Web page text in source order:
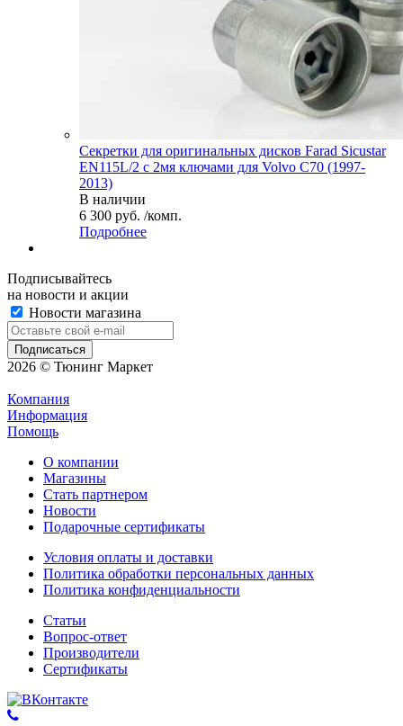
Секретки для оригинальных дисков Farad Sicustar
EN115L/2 с 2мя ключами для Volvo C70 (1997-
2013)
В наличии
6 300 руб. /комп.
Подробнее
Подписывайтесь
на новости и акции
Новости магазина
2026 © Тюнинг Маркет
Компания
Информация
Помощь
О компании
Магазины
Стать партнером
Новости
Подарочные сертификаты
Условия оплаты и доставки
Политика обработки персональных данных
Политика конфиденциальности
Статьи
Вопрос-ответ
Производители
Сертификаты